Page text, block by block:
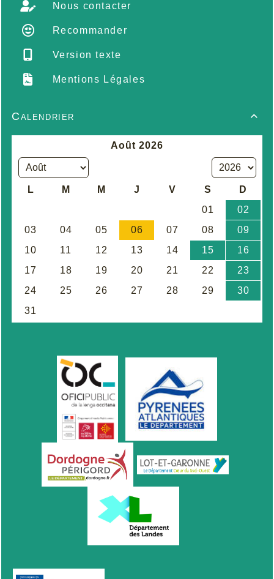
Nous contacter
Recommander
Version texte
Mentions Légales

Calendrier